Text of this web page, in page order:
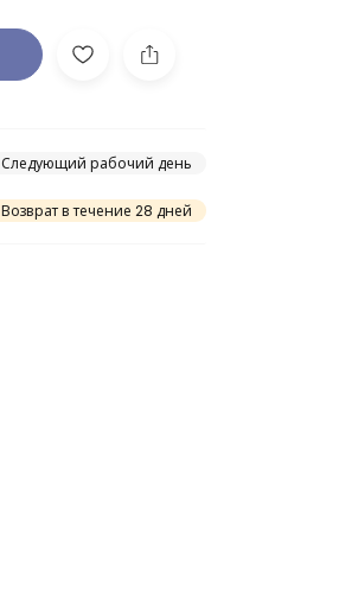
Следующий рабочий день
Возврат в течение 28 дней